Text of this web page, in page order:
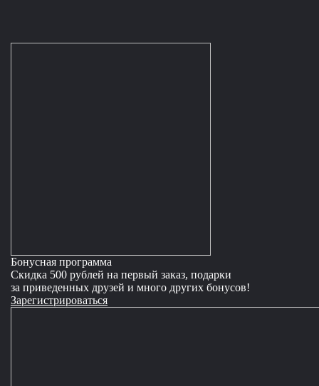
Бонусная программа
Скидка 500 рублей на первый заказ, подарки
за приведенных друзей и много других бонусов!
Зарегистрироваться